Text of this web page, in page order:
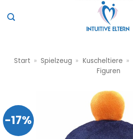
Inhalt
Start » Spielzeug » Kuscheltiere »
Figuren
-17%